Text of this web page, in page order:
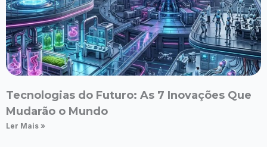
Tecnologias do Futuro: As 7 Inovações Que
Mudarão o Mundo
Ler Mais »